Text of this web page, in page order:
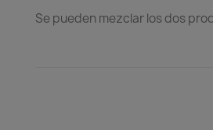
Se pueden mezclar los dos